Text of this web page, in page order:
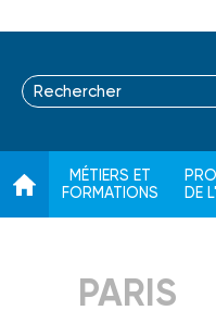
MÉTIERS ET
FORMATIONS
DE
PARIS